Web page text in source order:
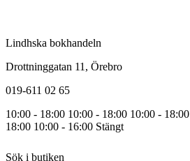
Lindhska bokhandeln
Drottninggatan 11, Örebro
019-611 02 65
10:00 - 18:00 10:00 - 18:00 10:00 - 18:00
18:00 10:00 - 16:00 Stängt
Sök i butiken